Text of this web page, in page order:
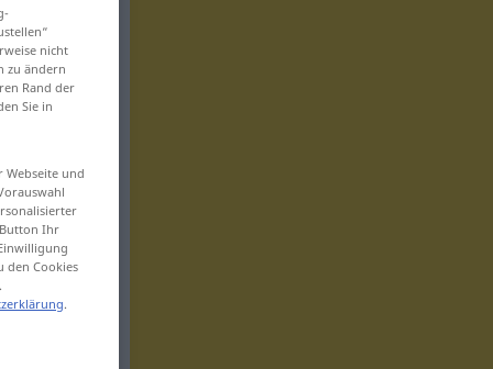
nicht
zu ändern
Rand der
Sie in
und
Ihr
den Cookies
.